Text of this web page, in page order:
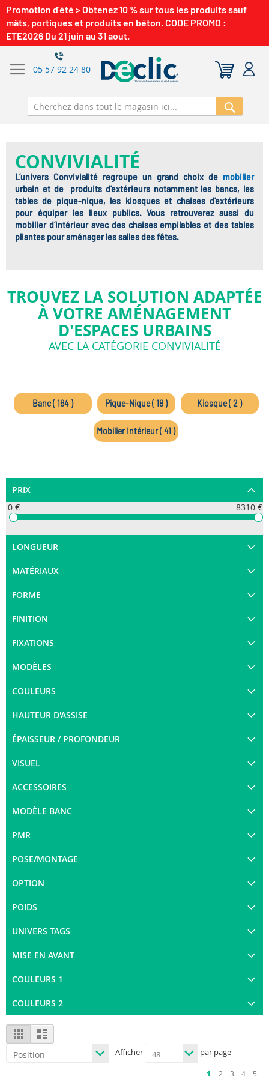
Promotion d'été > Obtenez 10 % sur tous les produits sauf
mâts, portiques et produits en béton. CODE PROMO :
ETE2026 Du 21 juin au 31 aout.
05 57 92 24 80
CONVIVIALITÉ
L’univers Convivialité regroupe un grand choix de mobilier
urbain et de produits d’extérieurs notamment les bancs, les
tables de pique-nique, les kiosques et chaises d’extérieurs
pour équiper les lieux publics. Vous retrouverez aussi du
mobilier d’intérieur avec des chaises empilables et des tables
pliantes pour aménager les salles des fêtes.
TROUVEZ LA SOLUTION ADAPTÉE
À VOTRE AMÉNAGEMENT
D'ESPACES URBAINS
AVEC LA CATÉGORIE CONVIVIALITÉ
Banc ( 164 ) Pique-Nique ( 18 ) Kiosque ( 2 )
Mobilier Intérieur ( 41 )
View
as
Grid List
Afficher par page
VousPage
2 Page
3 Page
4 Page
5
PRIX
0 €
8310 €
LONGUEUR
MATÉRIAUX
FORME
FINITION
FIXATIONS
MODÈLES
COULEURS
HAUTEUR D'ASSISE
ÉPAISSEUR / PROFONDEUR
VISUEL
ACCESSOIRES
MODÈLE BANC
PMR
POSE/MONTAGE
OPTION
POIDS
UNIVERS TAGS
MISE EN AVANT
COULEURS 1
COULEURS 2